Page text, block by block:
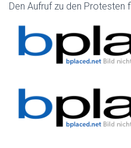
Den Aufruf zu den Protesten